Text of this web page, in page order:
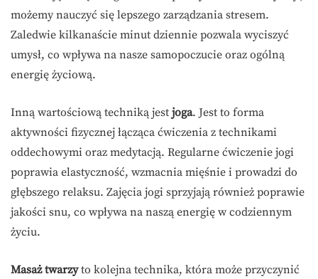
możemy nauczyć się lepszego zarządzania stresem.
Zaledwie kilkanaście minut dziennie pozwala wyciszyć
umysł, co wpływa na nasze samopoczucie oraz ogólną
energię życiową.
Inną wartościową techniką jest joga. Jest to forma
aktywności fizycznej łącząca ćwiczenia z technikami
oddechowymi oraz medytacją. Regularne ćwiczenie jogi
poprawia elastyczność, wzmacnia mięśnie i prowadzi do
głębszego relaksu. Zajęcia jogi sprzyjają również poprawie
jakości snu, co wpływa na naszą energię w codziennym
życiu.
Masaż twarzyto kolejna technika, która może przyczynić